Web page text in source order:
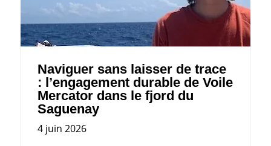
Naviguer sans laisser de trace
: l’engagement durable de Voile
Mercator dans le fjord du
Saguenay
4 juin 2026